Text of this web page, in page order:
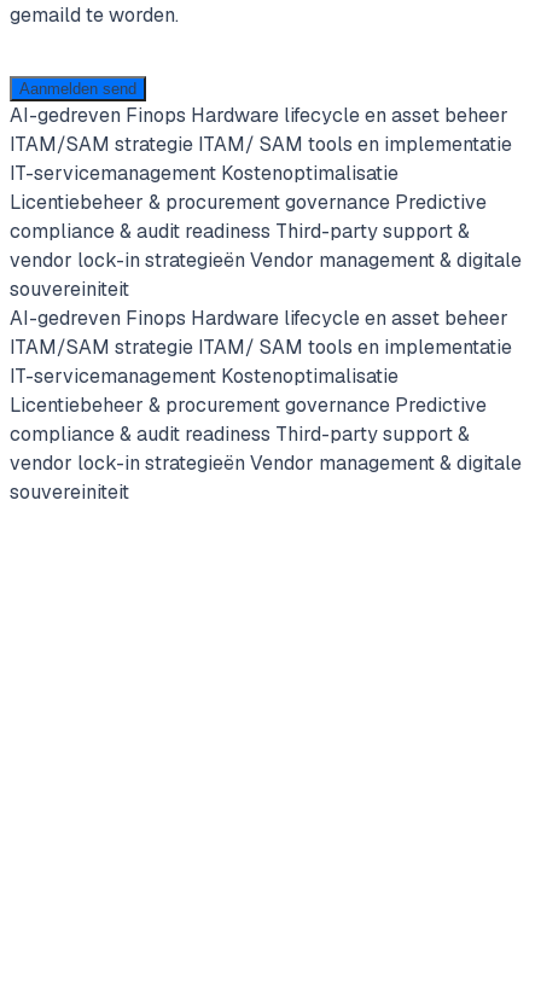
gemaild te worden.
Aanmelden send
AI-gedreven Finops Hardware lifecycle en asset beheer
ITAM/SAM strategie ITAM/ SAM tools en implementatie
IT-servicemanagement Kostenoptimalisatie
Licentiebeheer & procurement governance Predictive
compliance & audit readiness Third-party support &
vendor lock-in strategieën Vendor management & digitale
souvereiniteit
AI-gedreven Finops Hardware lifecycle en asset beheer
ITAM/SAM strategie ITAM/ SAM tools en implementatie
IT-servicemanagement Kostenoptimalisatie
Licentiebeheer & procurement governance Predictive
compliance & audit readiness Third-party support &
vendor lock-in strategieën Vendor management & digitale
souvereiniteit